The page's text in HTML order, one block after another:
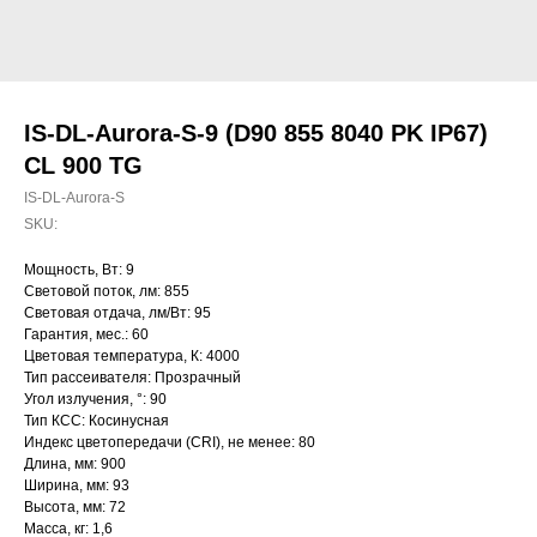
IS-DL-Aurora-S-9 (D90 855 8040 PK IP67)
CL 900 TG
IS-DL-Aurora-S
SKU:
Мощность, Вт: 9
Световой поток, лм: 855
Световая отдача, лм/Вт: 95
Гарантия, мес.: 60
Цветовая температура, К: 4000
Тип рассеивателя: Прозрачный
Угол излучения, °: 90
Тип КСС: Косинусная
Индекс цветопередачи (CRI), не менее: 80
Длина, мм: 900
Ширина, мм: 93
Высота, мм: 72
Масса, кг: 1,6